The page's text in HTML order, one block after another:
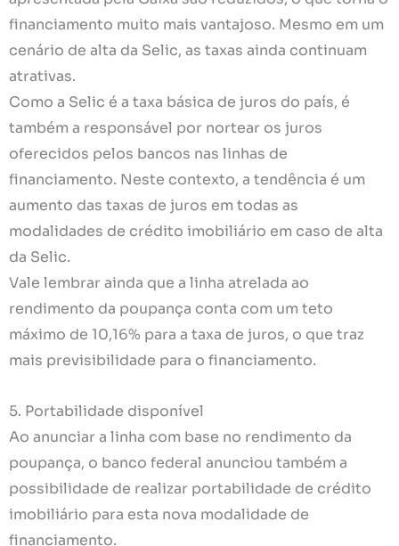
financiamento muito mais vantajoso. Mesmo em um
cenário de alta da Selic, as taxas ainda continuam
atrativas.
Como a Selic é a taxa básica de juros do país, é
também a responsável por nortear os juros
oferecidos pelos bancos nas linhas de
financiamento. Neste contexto, a tendência é um
aumento das taxas de juros em todas as
modalidades de crédito imobiliário em caso de alta
da Selic.
Vale lembrar ainda que a linha atrelada ao
rendimento da poupança conta com um teto
máximo de 10,16% para a taxa de juros, o que traz
mais previsibilidade para o financiamento.
5. Portabilidade disponível
Ao anunciar a linha com base no rendimento da
poupança, o banco federal anunciou também a
possibilidade de realizar portabilidade de crédito
imobiliário para esta nova modalidade de
financiamento.